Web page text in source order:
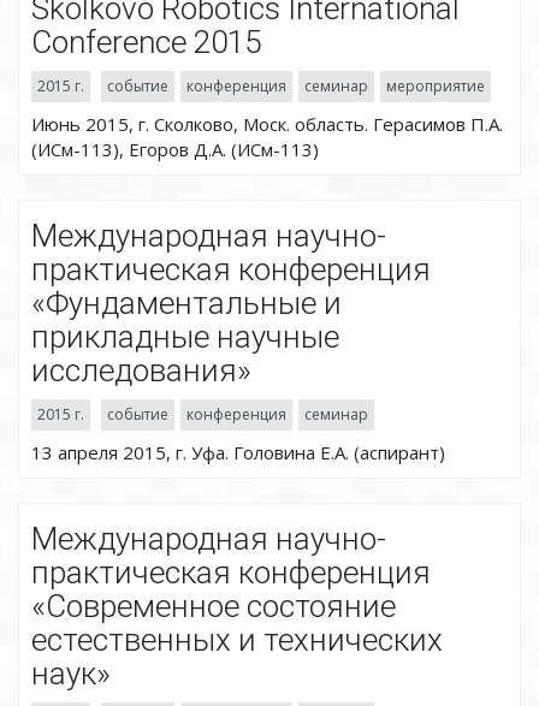
Skolkovo Robotics International
Conference 2015
2015 г. событие конференция семинар мероприятие
Июнь 2015, г. Сколково, Моск. область. Герасимов П.А.
(ИСм-113), Егоров Д.А. (ИСм-113)
Международная научно-
практическая конференция
«Фундаментальные и
прикладные научные
исследования»
2015 г. событие конференция семинар
13 апреля 2015, г. Уфа. Головина Е.А. (аспирант)
Международная научно-
практическая конференция
«Современное состояние
естественных и технических
наук»